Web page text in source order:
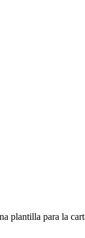
plantilla para la